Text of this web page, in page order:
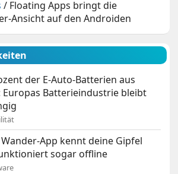
/ Floating Apps bringt die
Ansicht auf den Androiden
der E-Auto-Batterien aus
Europas Batterieindustrie bleibt
Wander-App kennt deine Gipfel
sogar offline